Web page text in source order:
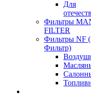
Для
Фильтры
FILTER
Фильтры NF
Фильтр)